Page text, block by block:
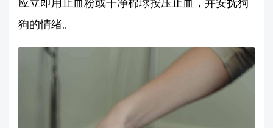
应立即用止血粉或干净棉球按压止血，并安抚狗
狗的情绪。